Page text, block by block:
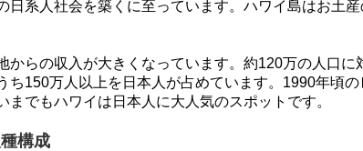
日系人社会を築くに至っています。ハワイ島はお土
からの収入が大きくなっています。約120万の人口に
ち150万人以上を日本人が占めています。1990年頃の
でもハワイは日本人に大人気のスポットです。
構成